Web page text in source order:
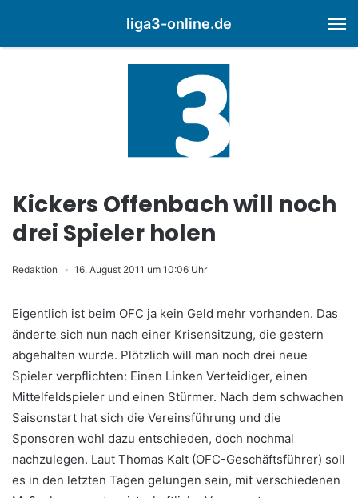
liga3-online.de
Kickers Offenbach will noch
drei Spieler holen
Redaktion 16. August 2011 um 10:06 Uhr
Eigentlich ist beim OFC ja kein Geld mehr vorhanden. Das
änderte sich nun nach einer Krisensitzung, die gestern
abgehalten wurde. Plötzlich will man noch drei neue
Spieler verpflichten: Einen Linken Verteidiger, einen
Mittelfeldspieler und einen Stürmer. Nach dem schwachen
Saisonstart hat sich die Vereinsführung und die
Sponsoren wohl dazu entschieden, doch nochmal
nachzulegen. Laut Thomas Kalt (OFC-Geschäftsführer) soll
es in den letzten Tagen gelungen sein, mit verschiedenen